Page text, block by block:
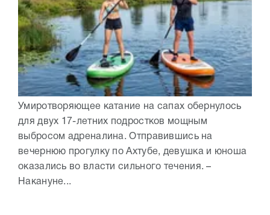
Умиротворяющее катание на сапах обернулось
для двух 17-летних подростков мощным
выбросом адреналина. Отправившись на
вечернюю прогулку по Ахтубе, девушка и юноша
оказались во власти сильного течения. –
Накануне...